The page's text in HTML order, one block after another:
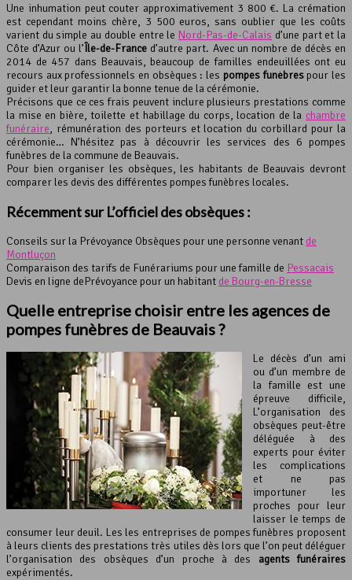
Une inhumation peut couter approximativement 3 800 €. La crémation
est cependant moins chère, 3 500 euros, sans oublier que les coûts
varient du simple au double entre le Nord-Pas-de-Calais d’une part et la
Côte d’Azur ou l’Île-de-France d’autre part. Avec un nombre de décès en
2014 de 457 dans Beauvais, beaucoup de familles endeuillées ont eu
recours aux professionnels en obsèques : les pompes funèbrespour les
guider et leur garantir la bonne tenue de la cérémonie.
Précisons que ce ces frais peuvent inclure plusieurs prestations comme
la mise en bière, toilette et habillage du corps, location de la chambre
funéraire, rémunération des porteurs et location du corbillard pour la
cérémonie… N’hésitez pas à découvrir les services des 6 pompes
funèbres de la commune de Beauvais.
Pour bien organiser les obsèques, les habitants de Beauvais devront
comparer les devis des différentes pompes funèbres locales.
Récemment sur L’officiel des obsèques :
Conseils sur la Prévoyance Obsèques pour une personne venant de
Montluçon
Comparaison des tarifs de Funérariums pour une famille de Pessacais
Devis en ligne dePrévoyance pour un habitant de Bourg-en-Bresse
Quelle entreprise choisir entre les agences de
pompes funèbres de Beauvais ?
Le décès d’un ami
ou d’un membre de
la famille est une
épreuve difficile,
L’organisation des
obsèques peut-être
déléguée à des
experts pour éviter
les complications
et ne pas
importuner les
proches pour leur
laisser le temps de
consumer leur deuil. Les les entreprises de pompes funèbres proposent
à leurs clients des prestations très utiles dès lors que l’on peut déléguer
l’organisation des obsèques d’un proche à des agents funéraires
expérimentés.